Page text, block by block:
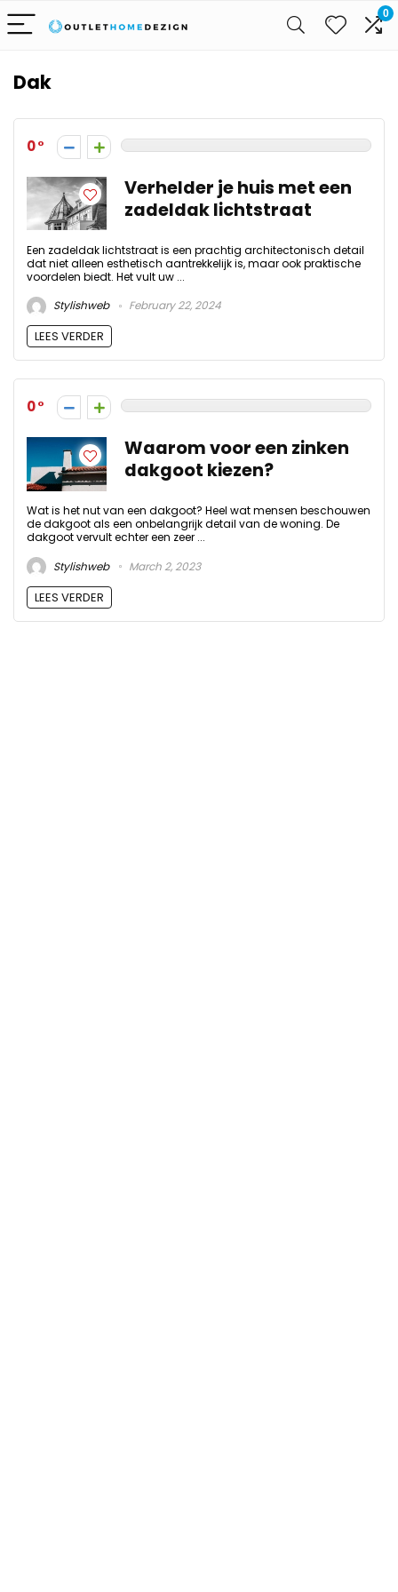
0
Dak
0
Verhelder je huis met een
zadeldak lichtstraat
Een zadeldak lichtstraat is een prachtig architectonisch detail
dat niet alleen esthetisch aantrekkelijk is, maar ook praktische
voordelen biedt. Het vult uw ...
Stylishweb
February 22, 2024
LEES VERDER
0
Waarom voor een zinken
dakgoot kiezen?
Wat is het nut van een dakgoot? Heel wat mensen beschouwen
de dakgoot als een onbelangrijk detail van de woning. De
dakgoot vervult echter een zeer ...
Stylishweb
March 2, 2023
LEES VERDER